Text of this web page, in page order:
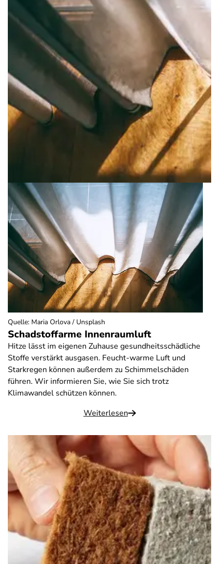
Schadstoffarme Innenraumluft
Hitze lässt im eigenen Zuhause gesundheitsschädliche
Stoffe verstärkt ausgasen. Feucht-warme Luft und
Starkregen können außerdem zu Schimmelschäden
führen. Wir informieren Sie, wie Sie sich trotz
Klimawandel schützen können.
Weiterlesen
Quelle: Maria Orlova / Unsplash